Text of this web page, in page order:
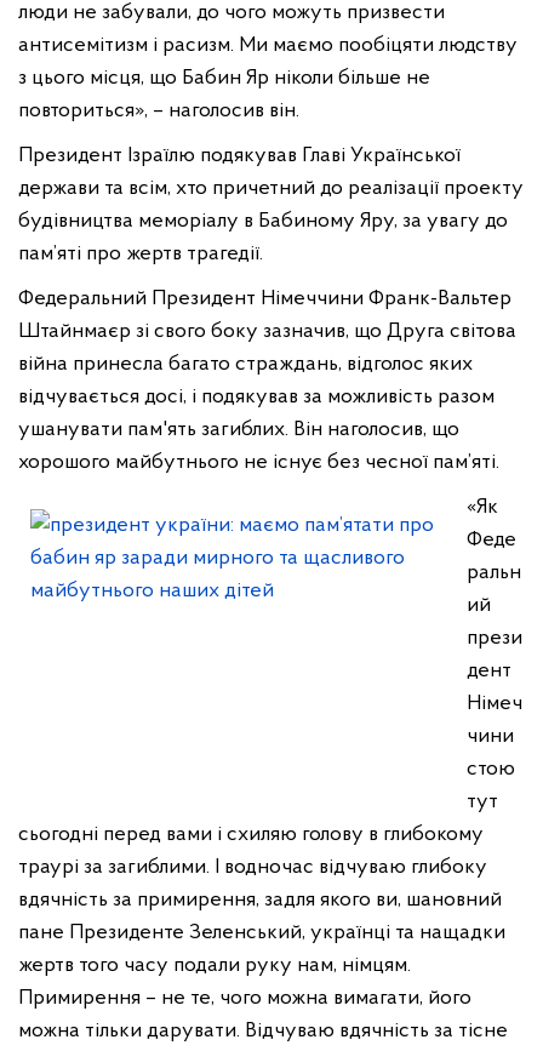
люди не забували, до чого можуть призвести
антисемітизм і расизм. Ми маємо пообіцяти людству
з цього місця, що Бабин Яр ніколи більше не
повториться», – наголосив він.
Президент Ізраїлю подякував Главі Української
держави та всім, хто причетний до реалізації проекту
будівництва меморіалу в Бабиному Яру, за увагу до
пам’яті про жертв трагедії.
Федеральний Президент Німеччини Франк-Вальтер
Штайнмаєр зі свого боку зазначив, що Друга світова
війна принесла багато страждань, відголос яких
відчувається досі, і подякував за можливість разом
ушанувати пам'ять загиблих. Він наголосив, що
хорошого майбутнього не існує без чесної пам’яті.
«Як
Феде
ральн
ий
прези
дент
Німеч
чини
стою
тут
сьогодні перед вами і схиляю голову в глибокому
траурі за загиблими. І водночас відчуваю глибоку
вдячність за примирення, задля якого ви, шановний
пане Президенте Зеленський, українці та нащадки
жертв того часу подали руку нам, німцям.
Примирення – не те, чого можна вимагати, його
можна тільки дарувати. Відчуваю вдячність за тісне